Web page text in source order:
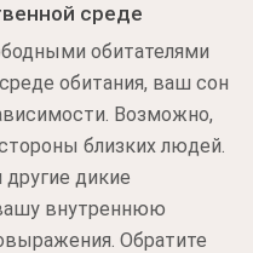
среде
обитателями
обитания, ваш сон
Возможно,
близких людей.
дикие
внутреннюю
Обратите